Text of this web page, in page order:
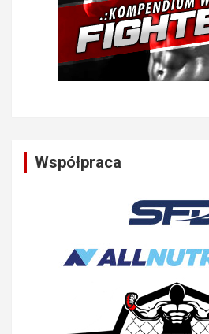
Współpraca